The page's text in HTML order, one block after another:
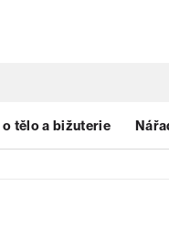
o tělo a bižuterie